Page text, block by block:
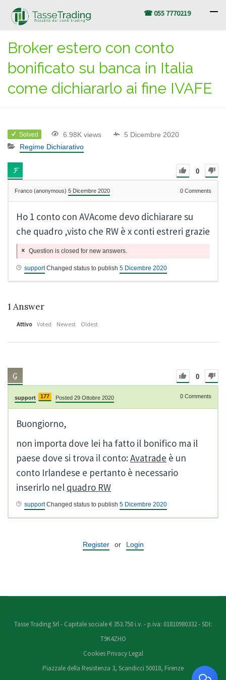
☎ 055 7770219
Broker estero con conto
bonificato su banca in Italia
come dichiararlo ai fine IVAFE
Solved 6.98K views
5 Dicembre 2020
Regime Dichiarativo
0
Franco (anonymous) 5 Dicembre 2020 0 Comments
Ho 1 conto con AVAcome devo dichiarare su
che quadro ,visto che RW è x conti estreri grazie
Question is closed for new answers.
supportChanged status to publish 5 Dicembre 2020
1 Answer
Attivo Voted Newest Oldest
0
support 177 Posted 29 Ottobre 2020 0 Comments
Buongiorno,
non importa dove lei ha fatto il bonifico ma il
paese dove si trova il conto:Avatrade è un
conto Irlandese e pertanto è necessario
inserirlo nel quadro RW
supportChanged status to publish 5 Dicembre 2020
Register or Login
Tasse Trading Srl - Capitale sociale € 353.750 i.v. - p.iva: 01810980332 - SDI:
T9K4ZHO
Cookies Privacy Legal
Piazzale della Resistenza 3, Scandicci 50018, Firenze